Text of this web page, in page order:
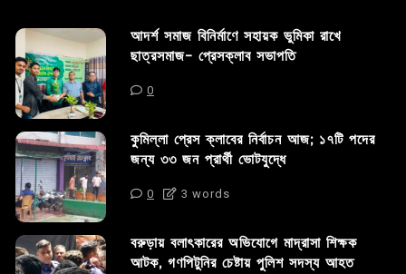
আদর্শ সমাজ বিনির্মাণে সহায়ক ভুমিকা রাখে
ছাত্রসমাজ- প্রেসক্লাব সভাপতি
0
কুমিল্লা প্রেস ক্লাবের নির্বাচন আজ; ১৭টি পদের
জন্য ৩৩ জন প্রার্থী ভোটযুদ্ধে
0 3 words
বরুড়ায় বলাৎকারের অভিযোগে মাদ্রাসা শিক্ষক
আটক, গণপিটুনির চেষ্টায় পুলিশ সদস্য আহত